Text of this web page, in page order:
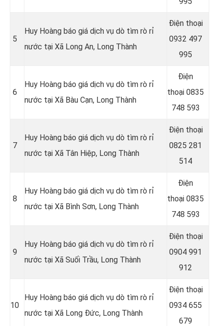
5
Huy Hoàng báo giá dịch vụ dò tìm rò rỉ
nước tại Xã Long An, Long Thành
Điện thoại
0932 497
995
6
Huy Hoàng báo giá dịch vụ dò tìm rò rỉ
nước tại Xã Bàu Cạn, Long Thành
Điện
thoại 0835
748 593
7
Huy Hoàng báo giá dịch vụ dò tìm rò rỉ
nước tại Xã Tân Hiệp, Long Thành
Điện thoại
0825 281
514
8
Huy Hoàng báo giá dịch vụ dò tìm rò rỉ
nước tại Xã Bình Sơn, Long Thành
Điện
thoại 0835
748 593
9
Huy Hoàng báo giá dịch vụ dò tìm rò rỉ
nước tại Xã Suối Trầu, Long Thành
Điện thoại
0904 991
912
10
Huy Hoàng báo giá dịch vụ dò tìm rò rỉ
nước tại Xã Long Đức, Long Thành
Điện thoại
0934 655
679